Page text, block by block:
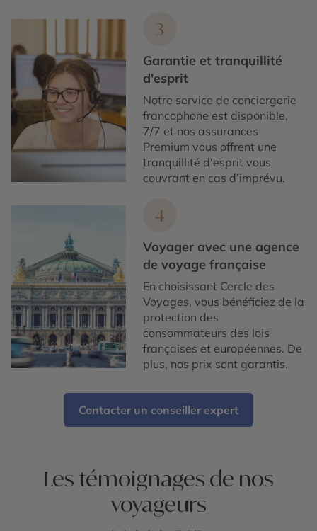
3
Garantie et tranquillité
d'esprit
Notre service de conciergerie
francophone est disponible,
7/7 et nos assurances
Premium vous offrent une
tranquillité d'esprit vous
couvrant en cas d’imprévu.
4
Voyager avec une agence
de voyage française
En choisissant Cercle des
Voyages, vous bénéficiez de la
protection des
consommateurs des lois
françaises et européennes. De
plus, nos prix sont garantis.
Contacter un conseiller expert
Les témoignages de nos
voyageurs